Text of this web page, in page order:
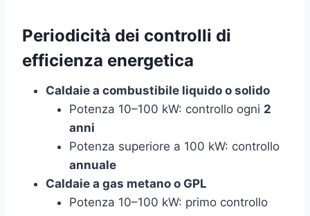
Periodicità dei controlli di
efficienza energetica
Caldaie a combustibile liquido o solido
Potenza 10–100 kW: controllo ogni 2
anni
Potenza superiore a 100 kW: controllo
annuale
Caldaie a gas metano o GPL
Potenza 10–100 kW: primo controllo